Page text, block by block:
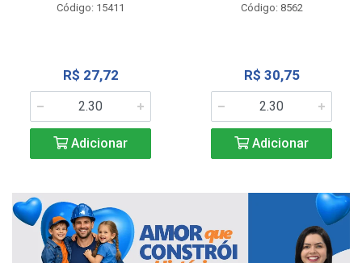
Código: 15411
R$ 27,72
Adicionar
Código: 8562
R$ 30,75
Adicionar